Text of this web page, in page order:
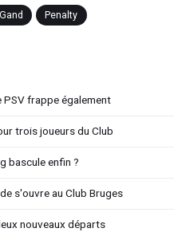
Gand Penalty
PSV frappe également
trois joueurs du Club
bascule enfin ?
s'ouvre au Club Bruges
nouveaux départs